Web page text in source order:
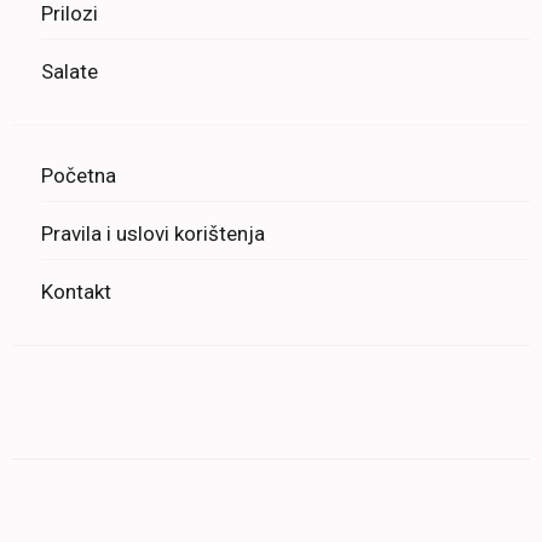
Prilozi
Salate
Početna
Pravila i uslovi korištenja
Kontakt